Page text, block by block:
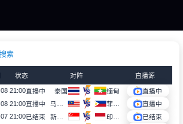
索
状态 对阵 直播源
21:00直播中 泰国 缅甸
直播中
21:00直播中
直播中
21:00已结束
已结束